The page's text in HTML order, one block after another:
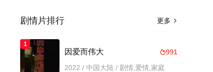
更多 
剧情片排行
1
991
因爱而伟大
2022 / 中国大陆 / 剧情,爱情,家庭